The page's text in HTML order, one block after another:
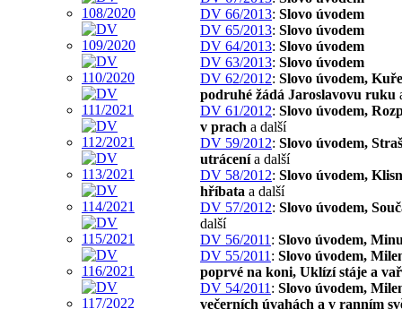
DV 66/2013: Slovo úvodem
DV 65/2013: Slovo úvodem
DV 64/2013: Slovo úvodem
DV 63/2013: Slovo úvodem
DV 62/2012: Slovo úvodem,
podruhé žádá Jaroslavovu ruku
DV 61/2012: Slovo úvodem,
v prach a další
DV 59/2012: Slovo úvodem,
utrácenía další
DV 58/2012: Slovo úvodem,
hříbata a další
DV 57/2012: Slovo úvodem,
další
DV 56/2011 : Slovo úvodem,
DV 55/2011 : Slovo úvodem,
poprvé na koni, Uklízí stáje a
DV 54/2011 : Slovo úvodem,
večerních úvahách a v ranním